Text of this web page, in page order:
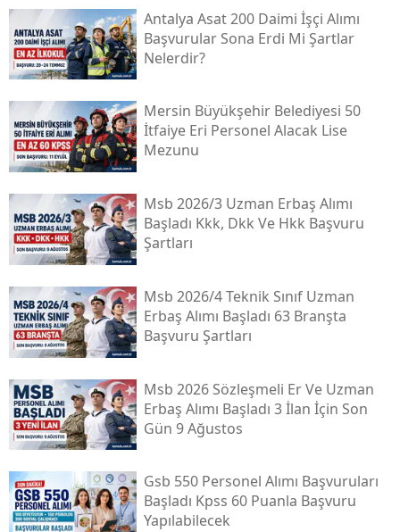
Antalya Asat 200 Daimi İşçi Alımı
Başvurular Sona Erdi Mi Şartlar
Nelerdir?
Mersin Büyükşehir Belediyesi 50
İtfaiye Eri Personel Alacak Lise
Mezunu
Msb 2026/3 Uzman Erbaş Alımı
Başladı Kkk, Dkk Ve Hkk Başvuru
Şartları
Msb 2026/4 Teknik Sınıf Uzman
Erbaş Alımı Başladı 63 Branşta
Başvuru Şartları
Msb 2026 Sözleşmeli Er Ve Uzman
Erbaş Alımı Başladı 3 İlan İçin Son
Gün 9 Ağustos
Gsb 550 Personel Alımı Başvuruları
Başladı Kpss 60 Puanla Başvuru
Yapılabilecek